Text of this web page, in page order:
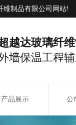
维制品有限公司网站!
越达玻璃纤
墙保温工程
产品展示 公